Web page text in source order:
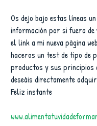
Os dejo bajo estas líneas
información por si fuera
el link a mi nueva página
haceros un test de tipo de
productos y sus principios
deseáis directamente
Feliz instante